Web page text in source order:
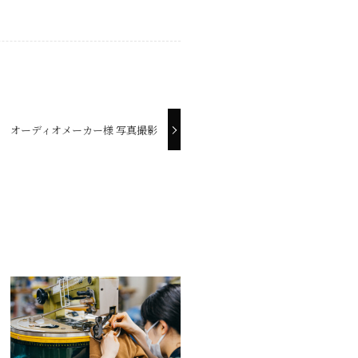
オーディオメーカー様 写真撮影